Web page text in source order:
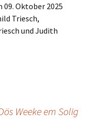
Oktober 2025
Triesch,
und Judith
Weeke em Solig